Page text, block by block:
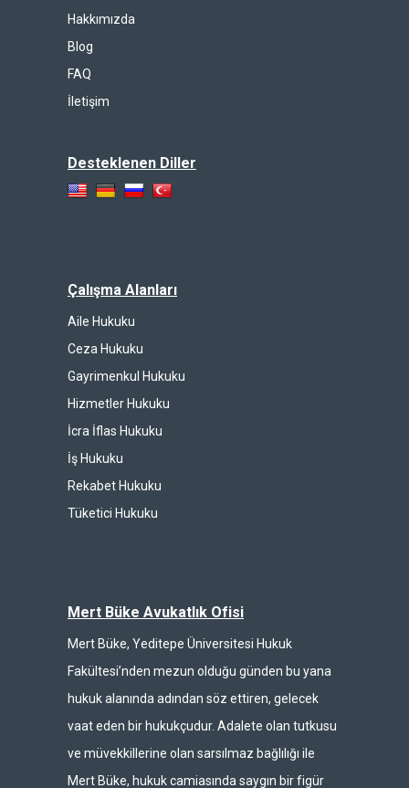
Hakkımızda
Blog
FAQ
İletişim
Desteklenen Diller
Çalışma Alanları
Aile Hukuku
Ceza Hukuku
Gayrimenkul Hukuku
Hizmetler Hukuku
İcra İflas Hukuku
İş Hukuku
Rekabet Hukuku
Tüketici Hukuku
Mert Büke Avukatlık Ofisi
Mert Büke, Yeditepe Üniversitesi Hukuk
Fakültesi’nden mezun olduğu günden bu yana
hukuk alanında adından söz ettiren, gelecek
vaat eden bir hukukçudur. Adalete olan tutkusu
ve müvekkillerine olan sarsılmaz bağlılığı ile
Mert Büke, hukuk camiasında saygın bir figür